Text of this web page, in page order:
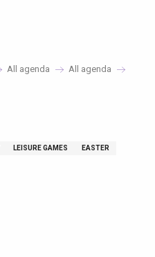
All agenda
All agenda
LEISURE GAMES
EASTER